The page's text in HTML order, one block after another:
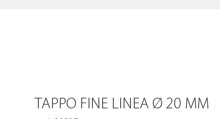
TAPPO FINE LINEA Ø 20 MM